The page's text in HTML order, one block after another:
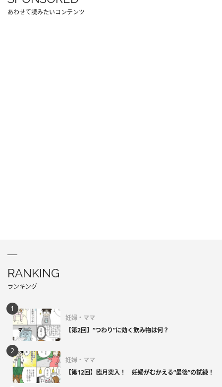
あわせて読みたいコンテンツ
RANKING
ランキング
妊婦・ママ
【第2回】“つわり”に効く飲み物は何？
妊婦・ママ
【第12回】臨月突入！ 妊婦がむかえる“最後”の試練！